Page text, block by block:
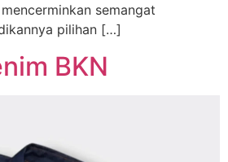
semangat
pilihan […]
BKN